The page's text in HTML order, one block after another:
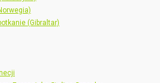
(Gibraltar)